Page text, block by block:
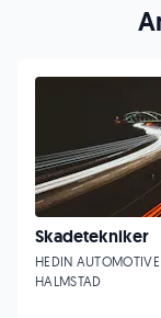
Skadetekniker
HEDIN AUTOMOTIVE
HALMSTAD